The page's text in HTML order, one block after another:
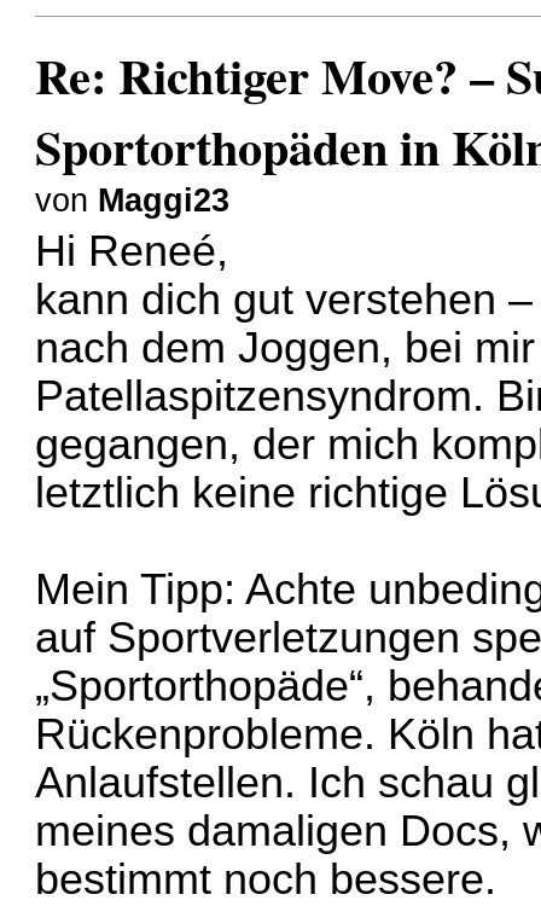
Re: Richtiger Move? –
Sportorthopäden in
von Maggi23
Hi Reneé,
kann dich gut verstehen
nach dem Joggen, bei mir
Patellaspitzensyndrom.
gegangen, der mich
letztlich keine richtige
Mein Tipp: Achte
auf Sportverletzungen
„Sportorthopäde“,
Rückenprobleme. Köln
Anlaufstellen. Ich schau
meines damaligen Docs,
bestimmt noch bessere.